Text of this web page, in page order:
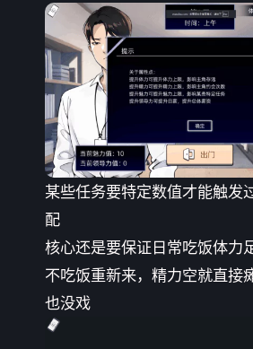
某些任务要特定数值才能触发
配
核心还是要保证日常吃饭体力
不吃饭重新来，精力空就直接
也没戏